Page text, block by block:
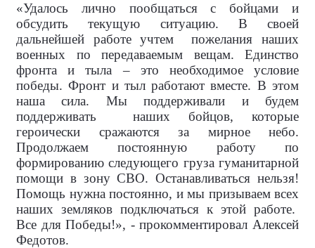
«Удалось лично пообщаться с бойцами и
обсудить текущую ситуацию. В своей
дальнейшей работе учтем
пожелания наших
военных по передаваемым вещам. Единство
фронта и тыла – это необходимое условие
победы. Фронт и тыл работают вместе. В этом
наша сила. Мы поддерживали и будем
поддерживать
наших бойцов, которые
героически сражаются за мирное небо.
Продолжаем постоянную работу по
формированию следующего груза гуманитарной
помощи в зону СВО. Останавливаться нельзя!
Помощь нужна постоянно, и мы призываем всех
наших земляков подключаться к этой работе.
Все для Победы!», - прокомментировал Алексей
Федотов.